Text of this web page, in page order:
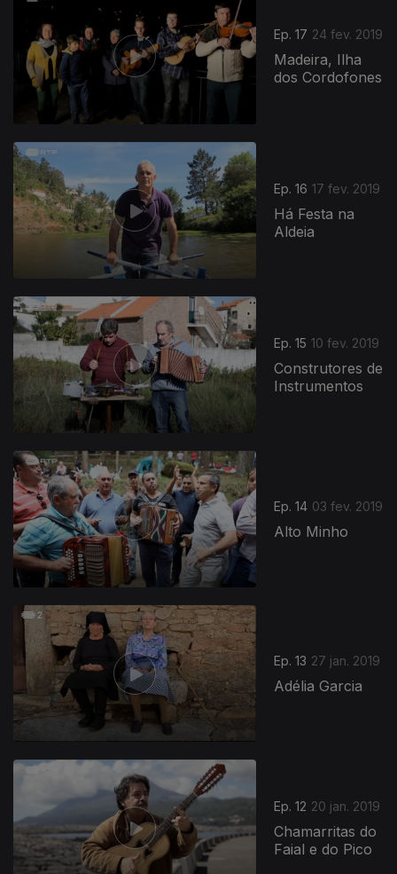
Ep. 17 24 fev. 2019
Madeira, Ilha
dos Cordofones
Ep. 16 17 fev. 2019
Há Festa na
Aldeia
Ep. 15 10 fev. 2019
Construtores de
Instrumentos
389179
Ep. 14 03 fev. 2019
Alto Minho
Ep. 13 27 jan. 2019
Adélia Garcia
Ep. 12 20 jan. 2019
Chamarritas do
Faial e do Pico